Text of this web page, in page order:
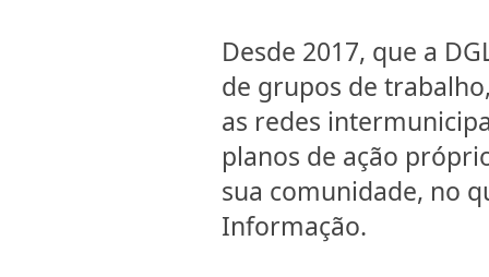
Desde 2017, que a
de grupos de
as redes
planos de ação
sua comunidade, no
Informação.